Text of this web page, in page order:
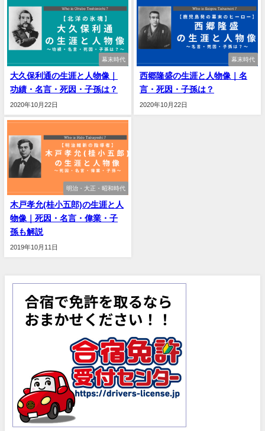
幕末時代
大久保利通の生涯と人物像｜
功績・名言・死因・子孫は？
2020年10月22日
幕末時代
西郷隆盛の生涯と人物像｜名
言・死因・子孫は？
2020年10月22日
明治・大正・昭和時代
木戸孝允(桂小五郎)の生涯と人
物像｜死因・名言・偉業・子
孫も解説
2019年10月11日